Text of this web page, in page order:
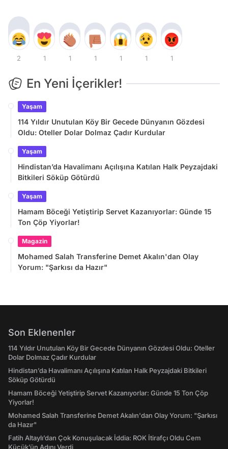
2 1 1 1 1 1 1
En Yeni İçerikler!
Yaşam
114 Yıldır Unutulan Köy Bir Gecede Dünyanın Gözdesi
Oldu: Oteller Dolar Dolmaz Çadır Kurdular
Yaşam
Hindistan’da Havalimanı Açılışına Katılan Halk Peyzajdaki
Bitkileri Söküp Götürdü
Yaşam
Hamam Böceği Yetiştirip Servet Kazanıyorlar: Günde 15
Ton Çöp Yiyorlar!
Magazin
Mohamed Salah Transferine Demet Akalın'dan Olay
Yorum: "Şarkısı da Hazır"
Son Eklenenler
114 Yıldır Unutulan Köy Bir Gecede Dünyanın Gözdesi Oldu: Oteller
Dolar Dolmaz Çadır Kurdular
Hindistan’da Havalimanı Açılışına Katılan Halk Peyzajdaki Bitkileri
Söküp Götürdü
Hamam Böceği Yetiştirip Servet Kazanıyorlar: Günde 15 Ton Çöp
Yiyorlar!
Mohamed Salah Transferine Demet Akalın'dan Olay Yorum: "Şarkısı
da Hazır"
Fatih Altaylı’dan Çok Konuşulacak İddia: ROK İtirafçı Oldu Cem
Küçük’ün Adını Verdi